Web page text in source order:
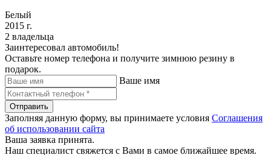
Белый
2015 г.
2 владельца
Заинтересовал автомобиль!
Оставьте номер телефона и получите зимнюю резину в
подарок.
Ваше имя
Отправить
Заполняя данную форму, вы принимаете условия Соглашения
об использовании сайта
Ваша заявка принята.
Наш специалист свяжется с Вами в самое ближайшее время.